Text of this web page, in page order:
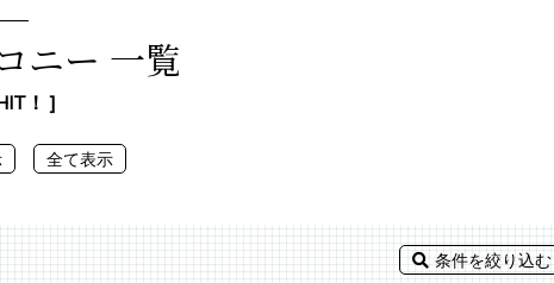
ニー 一覧
！ ]
全て表示
条件を絞り込む